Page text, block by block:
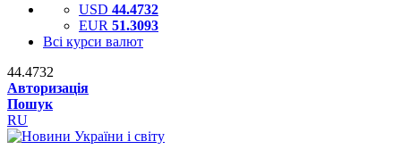
USD 44.4732
EUR 51.3093
Всі курси валют
44.4732
Авторизація
Пошук
RU